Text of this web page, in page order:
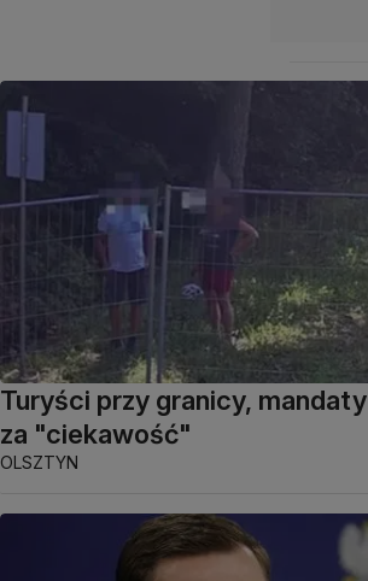
Turyści przy granicy, mandaty
za "ciekawość"
OLSZTYN